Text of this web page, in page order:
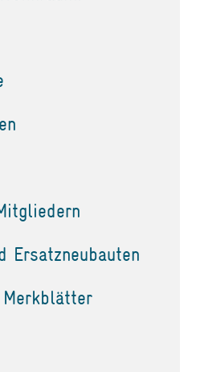
Ersatzneubauten